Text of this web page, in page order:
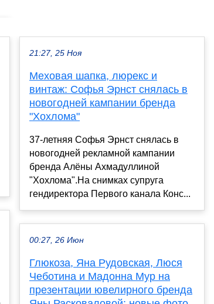
21:27, 25 Ноя
Меховая шапка, люрекс и
винтаж: Софья Эрнст снялась в
новогодней кампании бренда
"Хохлома"
37-летняя Софья Эрнст снялась в
новогодней рекламной кампании
бренда Алёны Ахмадуллиной
"Хохлома".На снимках супруга
гендиректора Первого канала Конс...
00:27, 26 Июн
Глюкоза, Яна Рудовская, Люся
Чеботина и Мадонна Мур на
презентации ювелирного бренда